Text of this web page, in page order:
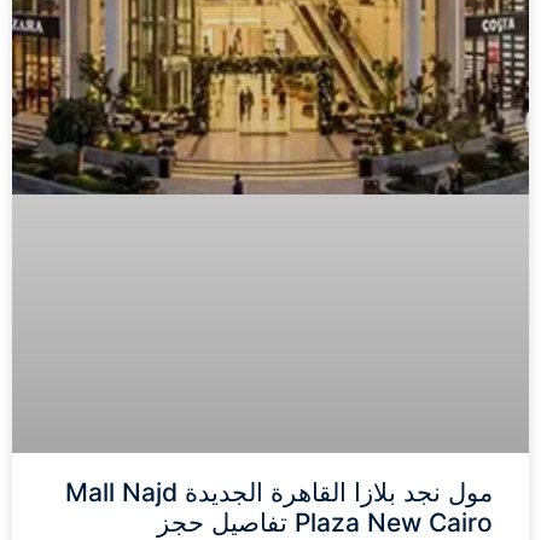
مول نجد بلازا القاهرة الجديدة Mall Najd
Plaza New Cairo تفاصيل حجز